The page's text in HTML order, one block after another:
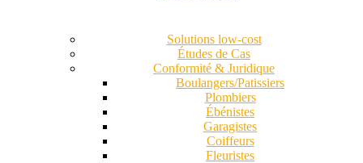
Solutions low-cost
Études de Cas
Conformité & Juridique
Boulangers/Patissiers
Plombiers
Ébénistes
Garagistes
Coiffeurs
Fleuristes